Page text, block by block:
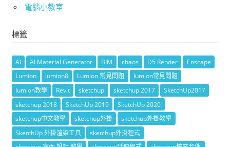
電腦小教室
標籤
AI AI Material Generator BIM chaos D5 Render
Enscape
Lumion
lumion8 Lumion 常見問題
lumion常見問題
lumion教學
Revit sketchup sketchup 2017
SketchUp2017
sketchup 2018
SketchUp 2019
SketchUp 2020
sketchup中文教學
sketchup外掛
sketchup外掛教學
SketchUp 外掛渲染工具
sketchup外掛程式